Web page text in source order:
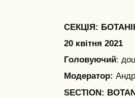
СЕКЦІЯ:
20 квітня 2021
Головуючий:
Модератор:
SECTION: